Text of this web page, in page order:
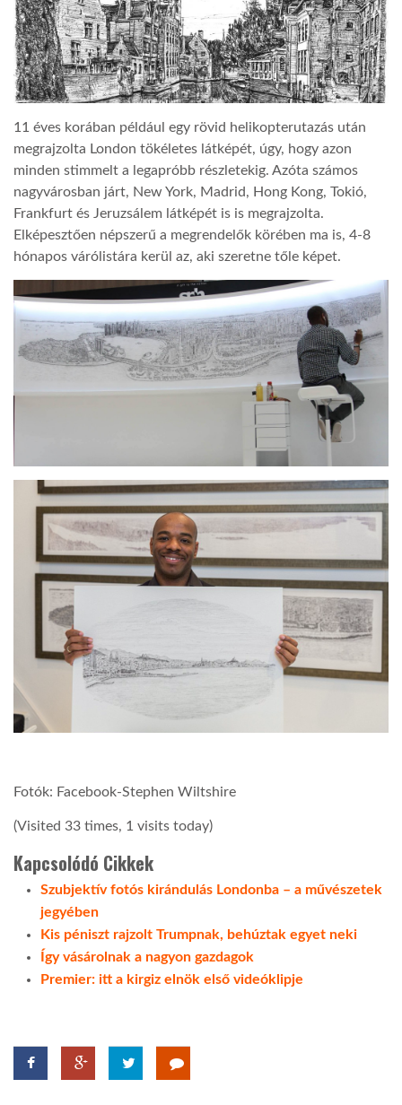
11 éves korában például egy rövid helikopterutazás után
megrajzolta London tökéletes látképét, úgy, hogy azon
minden stimmelt a legapróbb részletekig. Azóta számos
nagyvárosban járt, New York, Madrid, Hong Kong, Tokió,
Frankfurt és Jeruzsálem látképét is is megrajzolta.
Elképesztően népszerű a megrendelők körében ma is, 4-8
hónapos várólistára kerül az, aki szeretne tőle képet.
Fotók: Facebook-Stephen Wiltshire
(Visited 33 times, 1 visits today)
Kapcsolódó Cikkek
Szubjektív fotós kirándulás Londonba – a művészetek
jegyében
Kis péniszt rajzolt Trumpnak, behúztak egyet neki
Így vásárolnak a nagyon gazdagok
Premier: itt a kirgiz elnök első videóklipje